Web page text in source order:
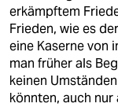
erkämpftem
Frieden, wie es
eine Kaserne von
man früher als
keinen
könnten, auch nur